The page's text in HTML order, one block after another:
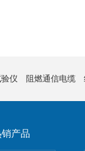
仪 阻燃通信电缆
产品